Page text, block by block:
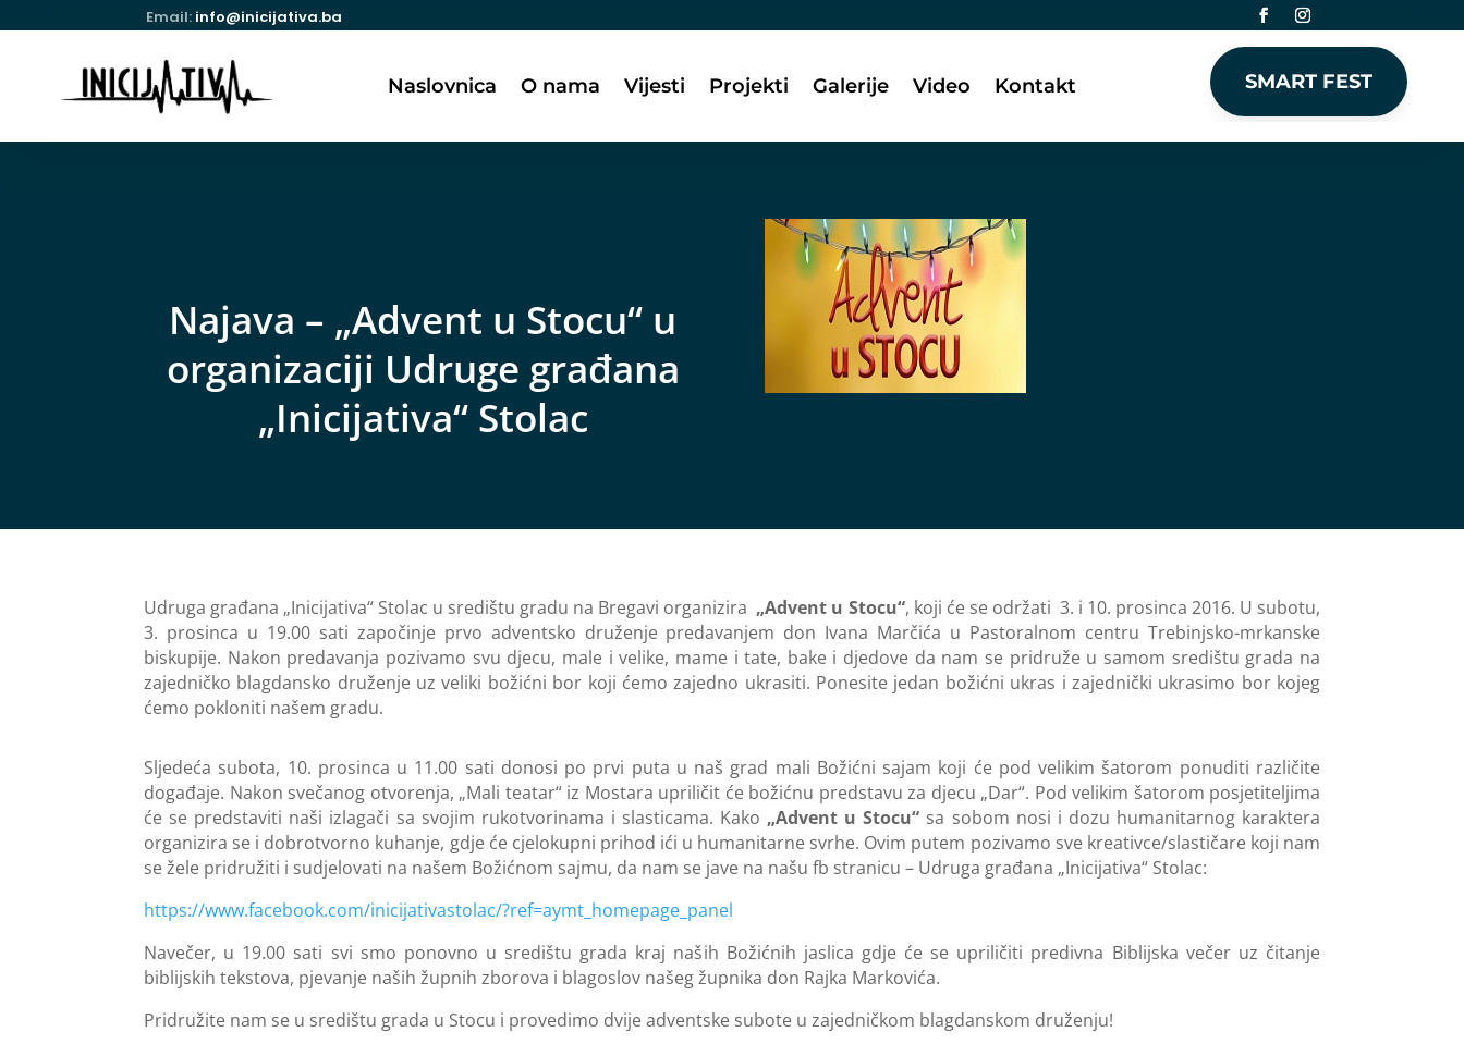
Email: info@inicijativa.ba
Naslovnica O nama Vijesti Projekti Galerije Video Kontakt SMART FEST
Najava – „Advent u Stocu“ u
organizaciji Udruge građana
„Inicijativa“ Stolac
Udruga građana „Inicijativa“ Stolac u središtu gradu na Bregavi organizira „Advent u Stocu“, koji će se održati 3. i 10. prosinca 2016. U subotu,
3. prosinca u 19.00 sati započinje prvo adventsko druženje predavanjem don Ivana Marčića u Pastoralnom centru Trebinjsko-mrkanske
biskupije. Nakon predavanja pozivamo svu djecu, male i velike, mame i tate, bake i djedove da nam se pridruže u samom središtu grada na
zajedničko blagdansko druženje uz veliki božićni bor koji ćemo zajedno ukrasiti. Ponesite jedan božićni ukras i zajednički ukrasimo bor kojeg
ćemo pokloniti našem gradu.
Sljedeća subota, 10. prosinca u 11.00 sati donosi po prvi puta u naš grad mali Božićni sajam koji će pod velikim šatorom ponuditi različite
događaje. Nakon svečanog otvorenja, „Mali teatar“ iz Mostara upriličit će božićnu predstavu za djecu „Dar“. Pod velikim šatorom posjetiteljima
će se predstaviti naši izlagači sa svojim rukotvorinama i slasticama. Kako „Advent u Stocu“ sa sobom nosi i dozu humanitarnog karaktera
organizira se i dobrotvorno kuhanje, gdje će cjelokupni prihod ići u humanitarne svrhe. Ovim putem pozivamo sve kreativce/slastičare koji nam
se žele pridružiti i sudjelovati na našem Božićnom sajmu, da nam se jave na našu fb stranicu – Udruga građana „Inicijativa“ Stolac:
https://www.facebook.com/inicijativastolac/?ref=aymt_homepage_panel
Navečer, u 19.00 sati svi smo ponovno u središtu grada kraj naših Božićnih jaslica gdje će se upriličiti predivna Biblijska večer uz čitanje
biblijskih tekstova, pjevanje naših župnih zborova i blagoslov našeg župnika don Rajka Markovića.
Pridružite nam se u središtu grada u Stocu i provedimo dvije adventske subote u zajedničkom blagdanskom druženju!